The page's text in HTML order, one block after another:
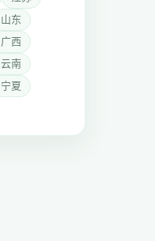
山东
广西
云南
宁夏